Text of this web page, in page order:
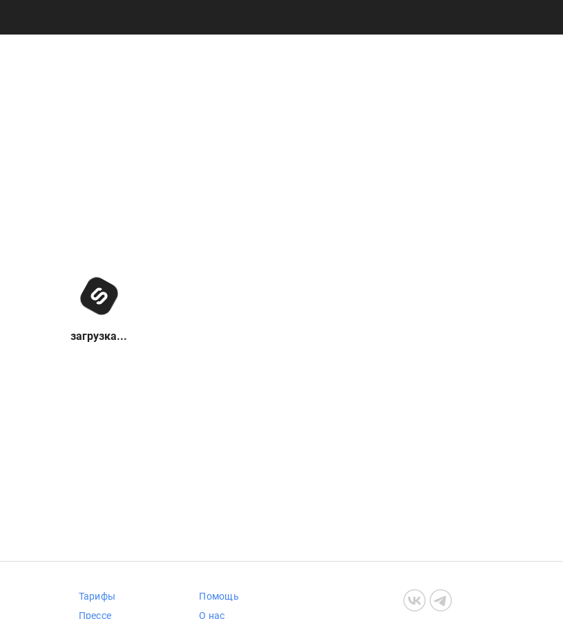
загрузка...
Тарифы
Прессе
Помощь
О нас